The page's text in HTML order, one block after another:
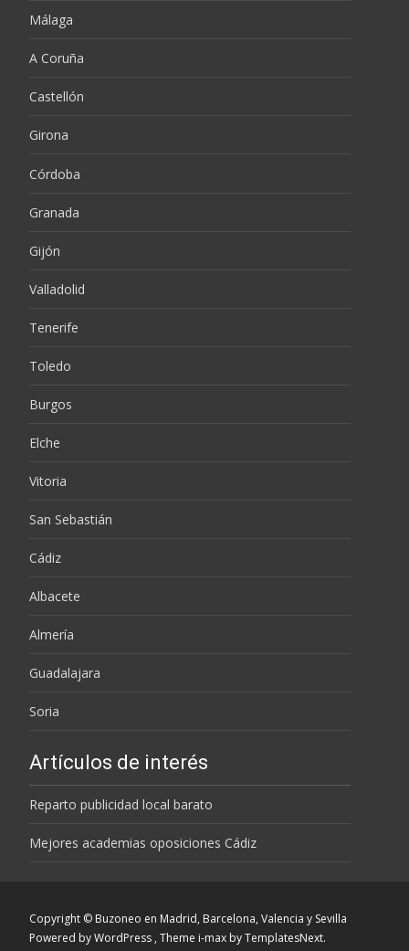
Málaga
A Coruña
Castellón
Girona
Córdoba
Granada
Gijón
Valladolid
Tenerife
Toledo
Burgos
Elche
Vitoria
San Sebastián
Cádiz
Albacete
Almería
Guadalajara
Soria
Artículos de interés
Reparto publicidad local barato
Mejores academias oposiciones Cádiz
Copyright © Buzoneo en Madrid, Barcelona, Valencia y Sevilla
Powered by WordPress , Theme i-max by TemplatesNext.